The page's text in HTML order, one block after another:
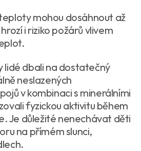
mohou dosáhnout až
i riziko požárů vlivem
lidé dbali na dostatečný
neslazených
v kombinaci s minerálními
fyzickou aktivitu během
Je důležité nenechávat děti
na přímém slunci,